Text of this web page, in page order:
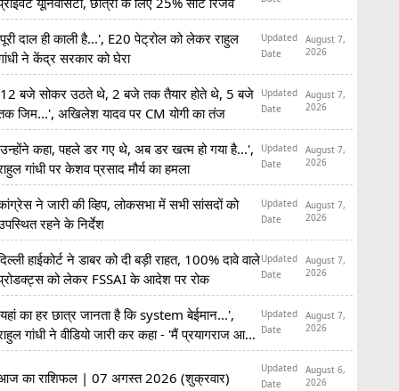
दाल ही काली है...', E20 पेट्रोल को लेकर राहुल
ने केंद्र सरकार को घेरा
Updated
Date
August 7,
2026
बजे सोकर उठते थे, 2 बजे तक तैयार होते थे, 5 बजे
जिम...', अखिलेश यादव पर CM योगी का तंज
Updated
Date
August 7,
2026
कहा, पहले डर गए थे, अब डर खत्म हो गया है...',
गांधी पर केशव प्रसाद मौर्य का हमला
Updated
Date
August 7,
2026
ने जारी की व्हिप, लोकसभा में सभी सांसदों को
रहने के निर्देश
Updated
Date
August 7,
2026
हाईकोर्ट ने डाबर को दी बड़ी राहत, 100% दावे वाले
को लेकर FSSAI के आदेश पर रोक
Updated
Date
August 7,
2026
का हर छात्र जानता है कि system बेईमान...',
गांधी ने वीडियो जारी कर कहा - 'मैं प्रयागराज आ
हूं'
Updated
Date
August 7,
2026
का राशिफल | 07 अगस्त 2026 (शुक्रवार)
Updated
Date
August 6,
2026